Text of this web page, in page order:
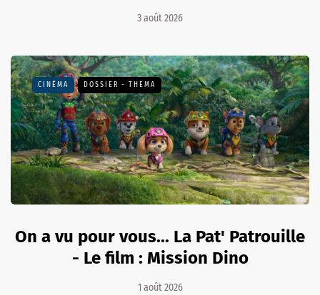
3 août 2026
CINÉMA DOSSIER - THEMA
On a vu pour vous... La Pat' Patrouille
- Le film : Mission Dino
1 août 2026